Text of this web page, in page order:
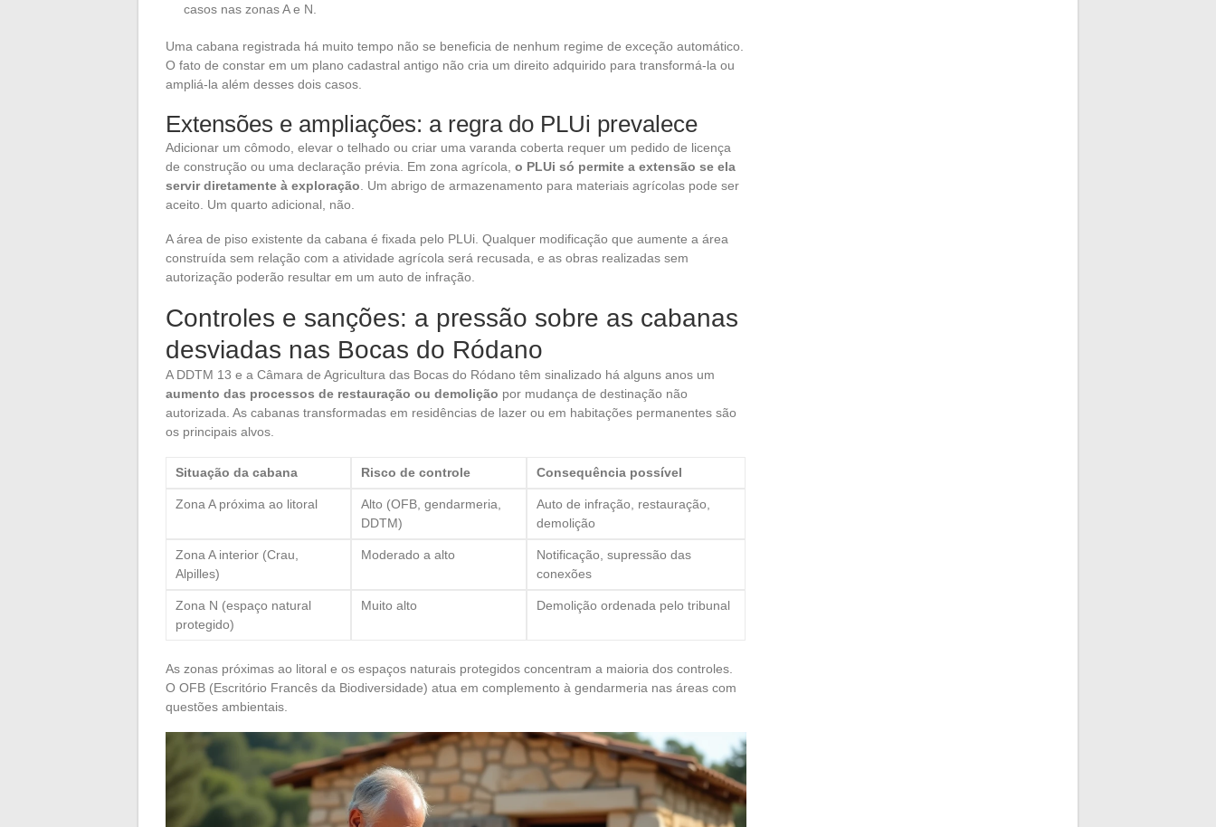
casos nas zonas A e N.
Uma cabana registrada há muito tempo não se beneficia de nenhum regime de exceção automático.
O fato de constar em um plano cadastral antigo não cria um direito adquirido para transformá-la ou
ampliá-la além desses dois casos.
Extensões e ampliações: a regra do PLUi prevalece
Adicionar um cômodo, elevar o telhado ou criar uma varanda coberta requer um pedido de licença
de construção ou uma declaração prévia. Em zona agrícola, o PLUi só permite a extensão se ela
servir diretamente à exploração. Um abrigo de armazenamento para materiais agrícolas pode ser
aceito. Um quarto adicional, não.
A área de piso existente da cabana é fixada pelo PLUi. Qualquer modificação que aumente a área
construída sem relação com a atividade agrícola será recusada, e as obras realizadas sem
autorização poderão resultar em um auto de infração.
Controles e sanções: a pressão sobre as cabanas
desviadas nas Bocas do Ródano
A DDTM 13 e a Câmara de Agricultura das Bocas do Ródano têm sinalizado há alguns anos um
aumento das processos de restauração ou demolição por mudança de destinação não
autorizada. As cabanas transformadas em residências de lazer ou em habitações permanentes são
os principais alvos.
Situação da cabana Risco de controle Consequência possível
Zona A próxima ao litoral
Alto (OFB, gendarmeria,
DDTM)
Auto de infração, restauração,
demolição
Zona A interior (Crau,
Alpilles)
Moderado a alto
Notificação, supressão das
conexões
Zona N (espaço natural
protegido)
Muito alto Demolição ordenada pelo tribunal
As zonas próximas ao litoral e os espaços naturais protegidos concentram a maioria dos controles.
O OFB (Escritório Francês da Biodiversidade) atua em complemento à gendarmeria nas áreas com
questões ambientais.